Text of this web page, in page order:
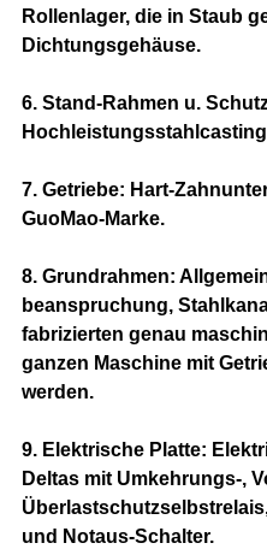
Rollenlager, die in Staub
Dichtungsgehäuse.
6. Stand-Rahmen u.
7. Getriebe: Hart-
GuoMao-Marke.
8. Grundrahmen:
beanspruchung,
fabrizierten genau
ganzen Maschine mit
werden.
9. Elektrische Platte:
Deltas mit Umkehrungs-,
und Notaus-Schalter.